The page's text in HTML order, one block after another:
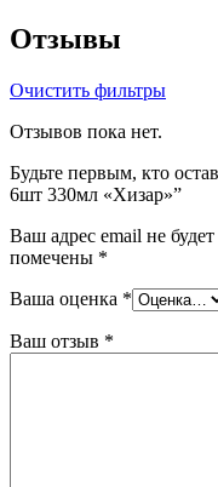
Отзывы
Очистить фильтры
Отзывов пока нет.
Будьте первым, кто
6шт 330мл «Хизар»”
Ваш адрес email не
помечены *
Ваша оценка *
Ваш отзыв *